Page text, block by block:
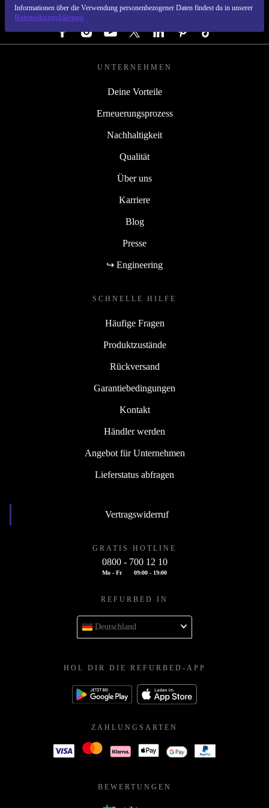
Informationen über die Verwendung personenbezogener Daten findest du in unserer
Datenschutzerklärung
FOLGE UNS
UNTERNEHMEN
Deine Vorteile
Erneuerungsprozess
Nachhaltigkeit
Qualität
Über uns
Karriere
Blog
Presse
↪ Engineering
SCHNELLE HILFE
Häufige Fragen
Produktzustände
Rückversand
Garantiebedingungen
Kontakt
Händler werden
Angebot für Unternehmen
Lieferstatus abfragen
Vertragswiderruf
GRATIS HOTLINE
0800 - 700 12 10
Mo - Fr 09:00 - 19:00
REFURBED IN
Deutschland
HOL DIR DIE REFURBED-APP
ZAHLUNGSARTEN
BEWERTUNGEN